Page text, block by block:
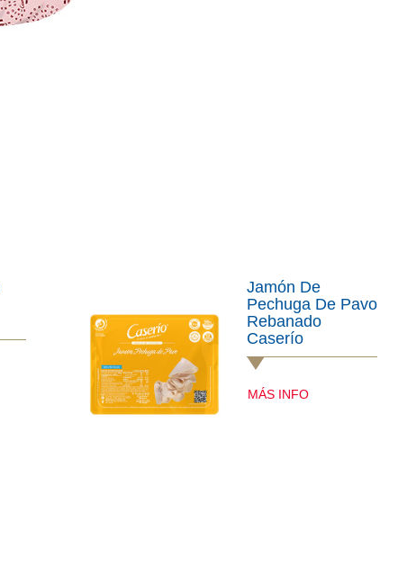
Jamón De
Pechuga De Pavo
Rebanado
Caserío
MÁS INFO